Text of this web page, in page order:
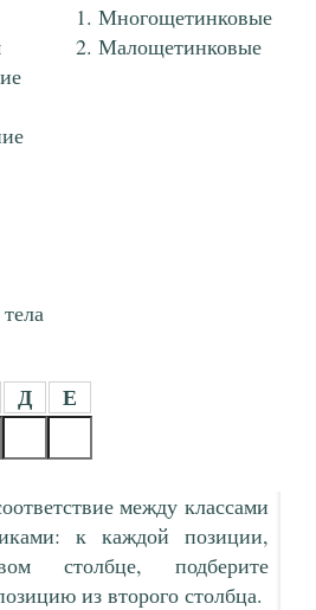
Многощетинковые
Малощетинковые
Д Е
между классами
к каждой позиции,
столбце, подберите
из второго столбца.